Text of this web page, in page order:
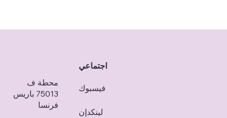
محطة ف
75013 باريس
فرنسا
اجتماعي
فيسبوك
لينكدإن